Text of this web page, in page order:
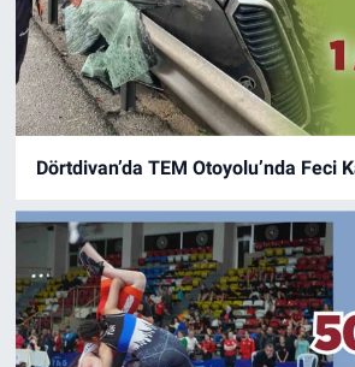
Dörtdivan’da TEM Otoyolu’nda Feci